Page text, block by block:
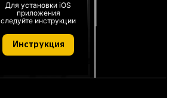
Для установки iOS
приложения
следуйте инструкции
Инструкция